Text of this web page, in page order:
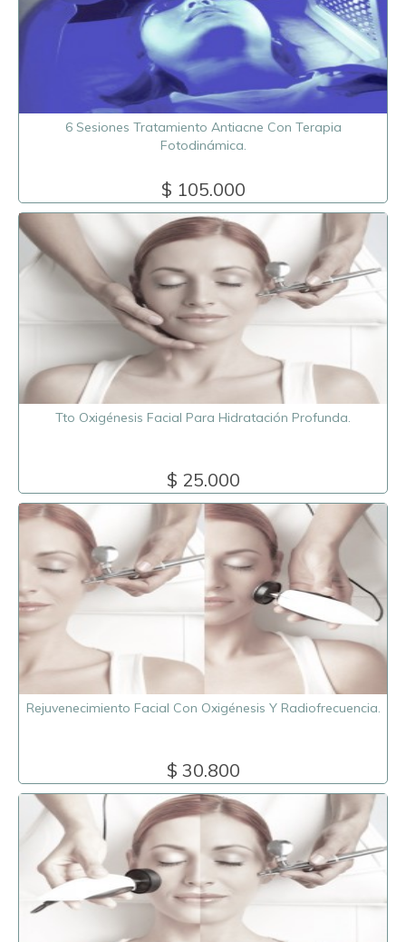
6 Sesiones Tratamiento Antiacne Con Terapia
Fotodinámica.
$ 105.000
Tto Oxigénesis Facial Para Hidratación Profunda.
$ 25.000
Rejuvenecimiento Facial Con Oxigénesis Y Radiofrecuencia.
$ 30.800